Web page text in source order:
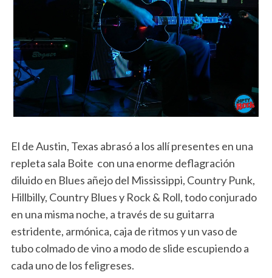
El de Austin, Texas abrasó a los allí presentes en una
repleta sala Boite con una enorme deflagración
diluido en Blues añejo del Mississippi, Country Punk,
Hillbilly, Country Blues y Rock & Roll, todo conjurado
en una misma noche, a través de su guitarra
estridente, armónica, caja de ritmos y un vaso de
tubo colmado de vino a modo de slide escupiendo a
cada uno de los feligreses.